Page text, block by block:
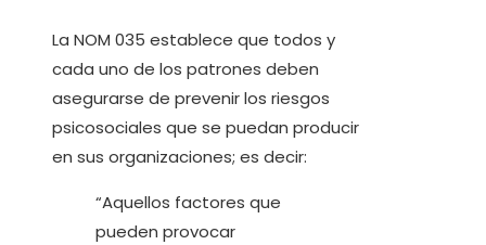
La NOM 035 establece que todos y
cada uno de los patrones deben
asegurarse de prevenir los riesgos
psicosociales que se puedan producir
en sus organizaciones; es decir:
“Aquellos factores que
pueden provocar